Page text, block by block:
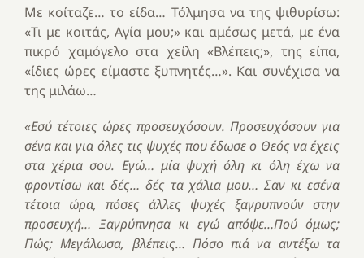
Με κοίταζε… το είδα… Τόλμησα να της ψιθυρίσω:
«Τι με κοιτάς, Αγία μου;» και αμέσως μετά, με ένα
πικρό χαμόγελο στα χείλη «Βλέπεις;», της είπα,
«ίδιες ώρες είμαστε ξυπνητές…». Και συνέχισα να
της μιλάω…
«Εσύ τέτοιες ώρες προσευχόσουν. Προσευχόσουν για
σένα και για όλες τις ψυχές που έδωσε ο Θεός να έχεις
στα χέρια σου. Εγώ… μία ψυχή όλη κι όλη έχω να
φροντίσω και δές… δές τα χάλια μου… Σαν κι εσένα
τέτοια ώρα, πόσες άλλες ψυχές ξαγρυπνούν στην
προσευχή… Ξαγρύπνησα κι εγώ απόψε…Πού όμως;
Πώς; Μεγάλωσα, βλέπεις… Πόσο πιά να αντέξω τα